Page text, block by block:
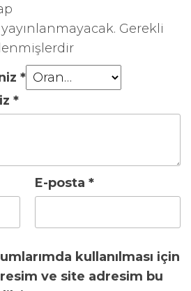
Gerekli
*
*
E-posta *
kullanılması için
ve site adresim bu